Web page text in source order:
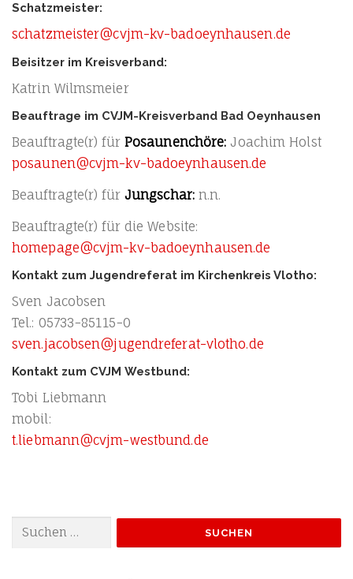
Schatzmeister:
schatzmeister@cvjm-kv-badoeynhausen.de
Beisitzer im Kreisverband:
Kat­rin Wilmsmeier
Beauftrage im CVJM-Kreisverband Bad Oeynhausen
Beauftragte(r) für Posau­nen­chö­re: Joa­chim Holst
posaunen@cvjm-kv-badoeynhausen.de
Beauftragte(r) für Jung­schar:n.n.
Beauftragte(r) für die Website:
homepage@cvjm-kv-badoeynhausen.de
Kontakt zum Jugendreferat im Kirchenkreis Vlotho:
Sven Jacob­sen
Tel.: 05733−85115−0
sven.jacobsen@jugendreferat-vlotho.de
Kontakt zum CVJM Westbund:
Tobi Lieb­mann
mobil:
t.liebmann@cvjm-westbund.de
nach: